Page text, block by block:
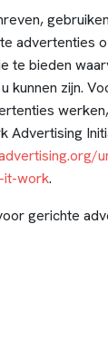
advertenties
te bieden
kunnen zijn.
Advertising
it-work.
gerichte